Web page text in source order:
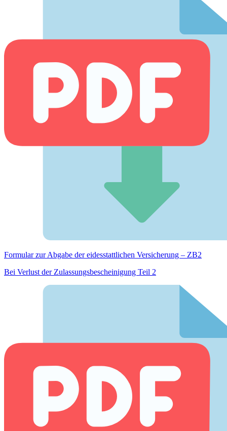
Formular zur Abgabe der eides­stattlichen Versicherung – ZB2
Bei Verlust der Zulassungsbescheinigung Teil 2